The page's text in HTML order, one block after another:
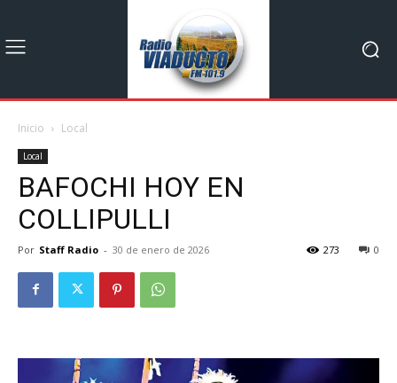
Inicio Local
Local
BAFOCHI HOY EN
COLLIPULLI
Por Staff Radio - 30 de enero de 2026 0
273